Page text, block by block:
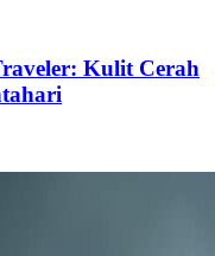
Kulit Cerah